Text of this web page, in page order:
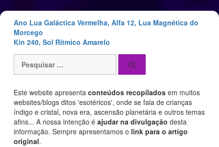
Ano Lua Galáctica Vermelha, Alfa 12, Lua Magnética do
Morcego
Kin 240, Sol Rítmico Amarelo
por:
Este website apresenta conteúdos recopilados em muitos
websites/blogs ditos 'esotéricos', onde se fala de crianças
índigo e cristal, nova era, ascensão planetária e outros temas
afins... A nossa intenção é ajudar na divulgação desta
informação. Sempre apresentamos o link para o artigo
original.